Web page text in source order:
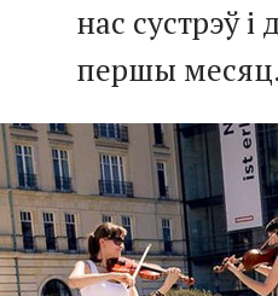
нас сустрэў
першы